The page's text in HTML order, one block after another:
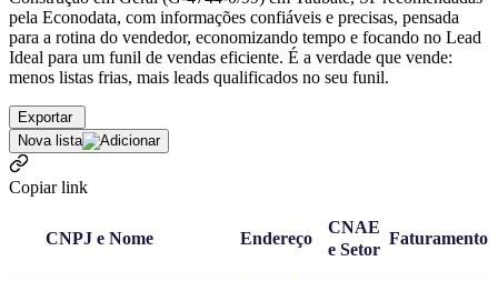
pela Econodata, com informações confiáveis e precisas, pensada
para a rotina do vendedor, economizando tempo e focando no Lead
Ideal para um funil de vendas eficiente. É a verdade que vende:
menos listas frias, mais leads qualificados no seu funil.
Exportar
Nova lista
Copiar link
CNPJ e Nome Endereço
CNAE
e Setor
Faturamento